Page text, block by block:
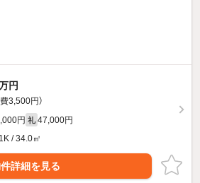
円
費3,500円）
円 礼 47,000円
/ 34.0㎡
詳細を見る